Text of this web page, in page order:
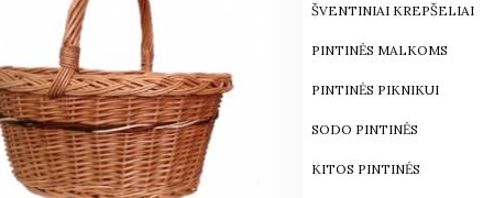
ŠVENTINIAI KREPŠELIAI
PINTINĖS MALKOMS
PINTINĖS PIKNIKUI
SODO PINTINĖS
KITOS PINTINĖS